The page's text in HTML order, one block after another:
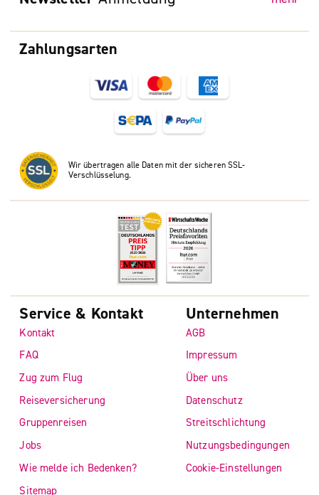
Zahlungsarten
Wir übertragen alle Daten mit der sicheren SSL-
Verschlüsselung.
Service & Kontakt
Kontakt
FAQ
Zug zum Flug
Reiseversicherung
Gruppenreisen
Jobs
Wie melde ich Bedenken?
Sitemap
Unternehmen
AGB
Impressum
Über uns
Datenschutz
Streitschlichtung
Nutzungsbedingungen
Cookie-Einstellungen